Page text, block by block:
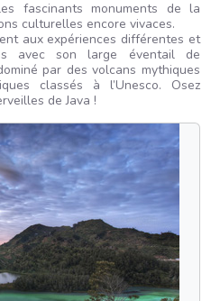
fascinants monuments de la
culturelles encore vivaces.
aux expériences différentes et
avec son large éventail de
par des volcans mythiques
classés à l’Unesco. Osez
de Java !